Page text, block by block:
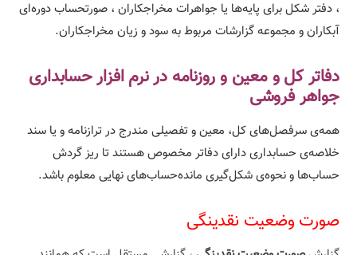
، دفتر شکل برای پایه‌ها یا جواهرات مخراجکاران ، صورتحساب دوره‌ای
آبکاران و مجموعه گزارشات مربوط به سود و زیان مخراجکاران.
دفاتر کل و معین و روزنامه در نرم افزار حسابداری
جواهر فروشی
همه‌ی سرفصل‌های کل، معین و تفصیلی مندرج در ترازنامه و یا سند
خلاصه‌ی حسابداری دارای دفاتر مخصوص هستند تا ریز گردش
حساب‌ها و نحوه‌ی شکل‌گیری مانده‌حساب‌های نهایی معلوم باشد.
صورت وضعیت نقدینگی